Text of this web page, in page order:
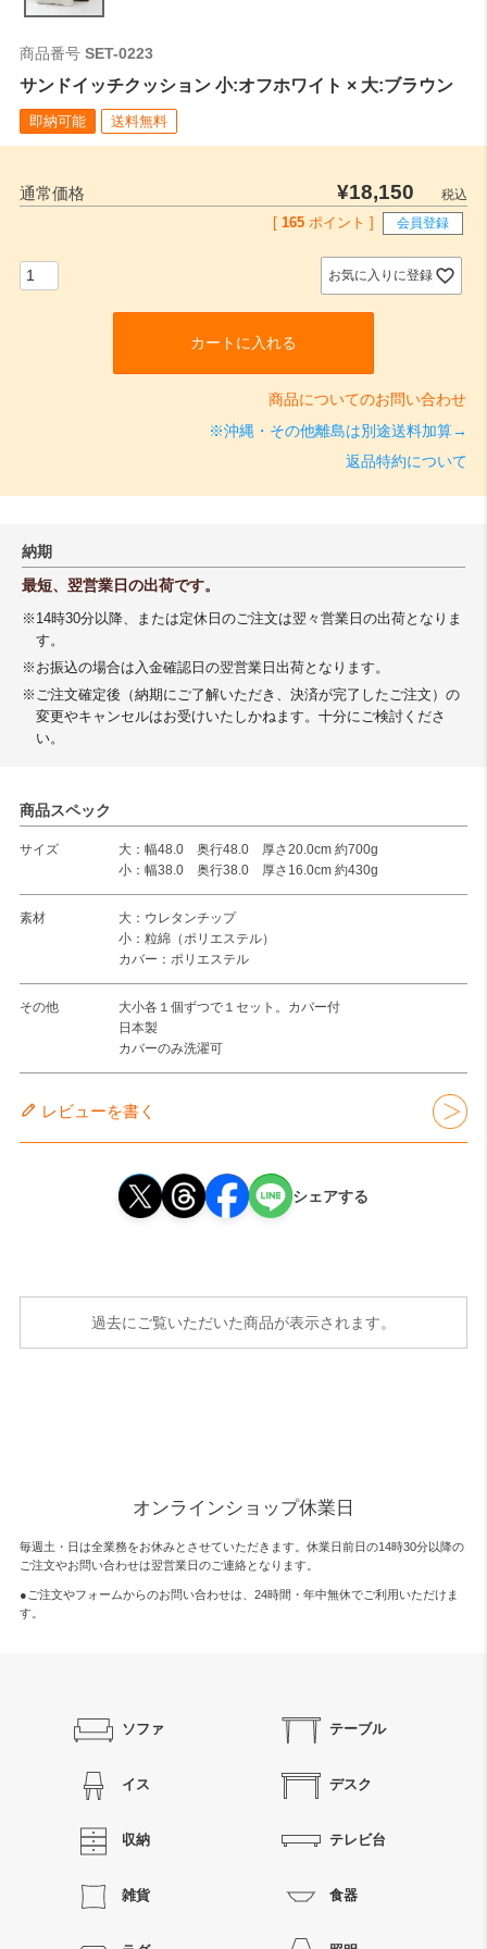
商品番号 SET-0223
サンドイッチクッション 小:オフホワイト × 大:ブラウン
即納可能 送料無料
通常価格 ¥18,150
税込
165 ポイント ] 会員登録
お気に入りに登録
カートに入れる
商品についてのお問い合わせ
※沖縄・その他離島は別途送料加算→
返品特約について
納期
最短、翌営業日の出荷です。
※14時30分以降、または定休日のご注文は翌々営業日の出荷となりま
す。
※お振込の場合は入金確認日の翌営業日出荷となります。
※ご注文確定後（納期にご了解いただき、決済が完了したご注文）の
変更やキャンセルはお受けいたしかねます。十分にご検討くださ
い。
商品スペック
サイズ
大：幅48.0 奥行48.0 厚さ20.0cm 約700g
小：幅38.0 奥行38.0 厚さ16.0cm 約430g
素材
大：ウレタンチップ
小：粒綿（ポリエステル）
カバー：ポリエステル
その他
大小各１個ずつで１セット。カバー付
日本製
カバーのみ洗濯可
レビューを書く
シェアする
過去にご覧いただいた商品が表示されます。
オンラインショップ休業日
毎週土・日は全業務をお休みとさせていただきます。休業日前日の14時30分以降の
ご注文やお問い合わせは翌営業日のご連絡となります。
●ご注文やフォームからのお問い合わせは、 24時間・年中無休でご利用いただけま
す。
ソファ テーブル
イス デスク
収納 テレビ台
雑貨 食器